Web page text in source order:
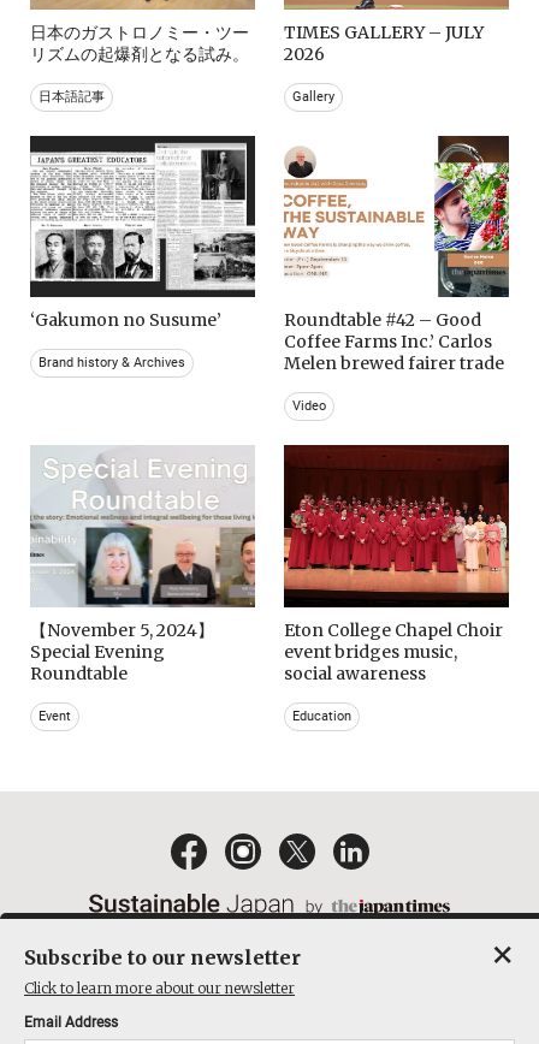
日本のガストロノミー・ツー
リズムの起爆剤となる試み。
日本語記事
TIMES GALLERY – JULY
2026
Gallery
‘Gakumon no Susume’
Brand history & Archives
Roundtable #42 – Good
Coffee Farms Inc.’ Carlos
Melen brewed fairer trade
Video
【November 5, 2024】
Special Evening
Roundtable
Event
Eton College Chapel Choir
event bridges music,
social awareness
Education
Subscribe to our newsletter
Click to learn more about our newsletter
Email Address
×